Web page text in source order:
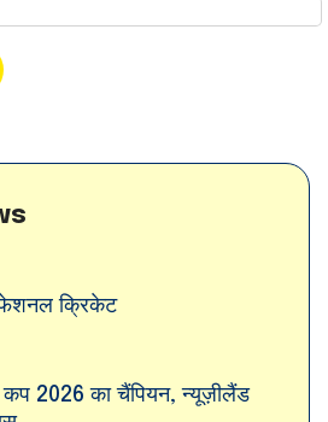
क्रिकेट
कप 2026 का चैंपियन, न्यूज़ीलैंड